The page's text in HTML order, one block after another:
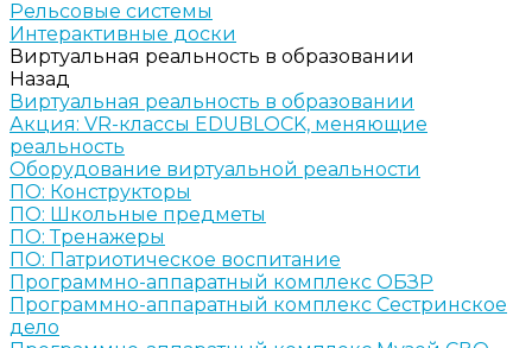
Рельсовые системы
Интерактивные доски
Виртуальная реальность в образовании
Назад
Виртуальная реальность в образовании
Акция: VR-классы EDUBLOCK, меняющие
реальность
Оборудование виртуальной реальности
ПО: Конструкторы
ПО: Школьные предметы
ПО: Тренажеры
ПО: Патриотическое воспитание
Программно-аппаратный комплекс ОБЗР
Программно-аппаратный комплекс Сестринское
дело